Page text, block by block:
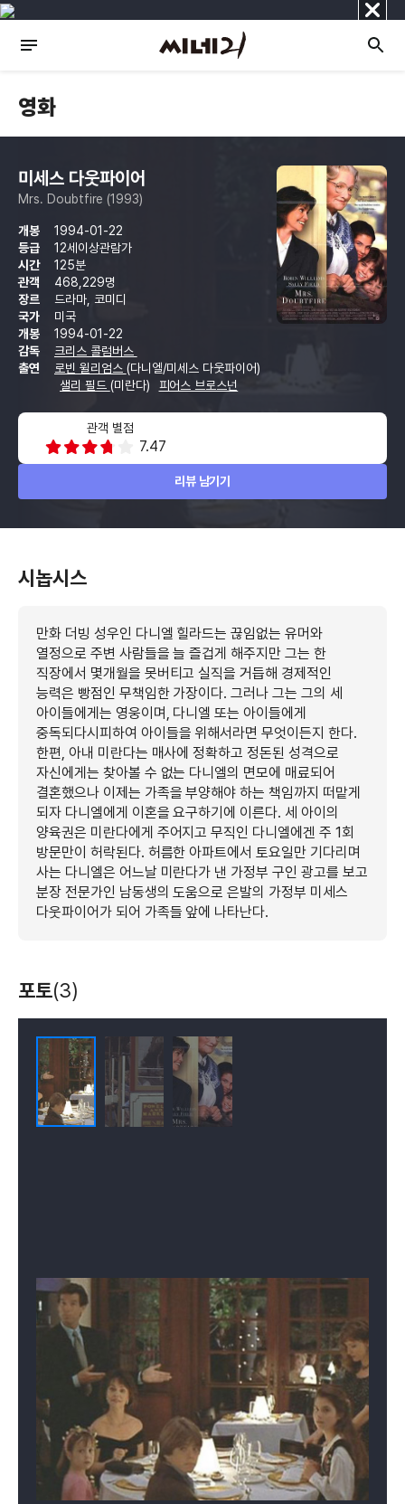
닫
기
영화
미세스 다웃파이어
Mrs. Doubtfire (1993)
개봉
1994-01-22
등급
12세이상관람가
시간
125분
관객
468,229명
장르
드라마, 코미디
국가
미국
개봉
1994-01-22
감독
크리스 콜럼버스
출연
로빈 윌리엄스 (다니엘/미세스 다웃파이어)
샐리 필드 (미란다) 피어스 브로스넌
관객 별점
7.47
리뷰 남기기
시놉시스
만화 더빙 성우인 다니엘 힐라드는 끊임없는 유머와
열정으로 주변 사람들을 늘 즐겁게 해주지만 그는 한
직장에서 몇개월을 못버티고 실직을 거듭해 경제적인
능력은 빵점인 무책임한 가장이다. 그러나 그는 그의 세
아이들에게는 영웅이며, 다니엘 또는 아이들에게
중독되다시피하여 아이들을 위해서라면 무엇이든지 한다.
한편, 아내 미란다는 매사에 정확하고 정돈된 성격으로
자신에게는 찾아볼 수 없는 다니엘의 면모에 매료되어
결혼했으나 이제는 가족을 부양해야 하는 책임까지 떠맡게
되자 다니엘에게 이혼을 요구하기에 이른다. 세 아이의
양육권은 미란다에게 주어지고 무직인 다니엘에겐 주 1회
방문만이 허락된다. 허름한 아파트에서 토요일만 기다리며
사는 다니엘은 어느날 미란다가 낸 가정부 구인 광고를 보고
분장 전문가인 남동생의 도움으로 은발의 가정부 미세스
다웃파이어가 되어 가족들 앞에 나타난다.
포토(3)